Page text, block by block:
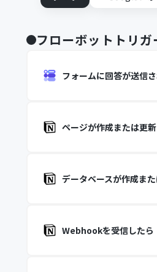
フローボットトリガ
フォームに回答が送信
ページが作成または更
データベースが作成ま
Webhookを受信したら